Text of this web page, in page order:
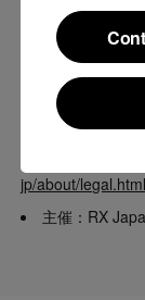
会場：幕張メ
参加方法：
参加費用：招
※招待券をお持
jp/about/
主催：RX